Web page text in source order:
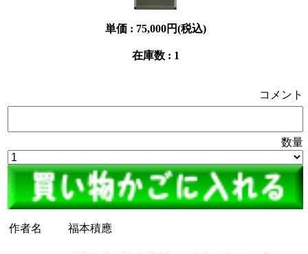
単価 : 75,000円(税込)
在庫数 : 1
コメント
数量
作者名 福本積應